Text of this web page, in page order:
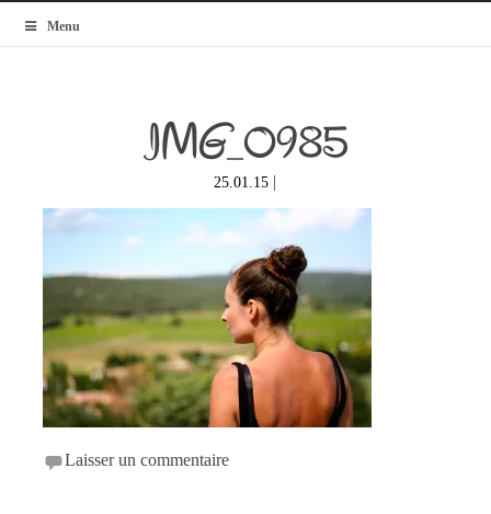
Menu
MyBlogMode
IMG_0985
25.01.15 |
Laisser un commentaire